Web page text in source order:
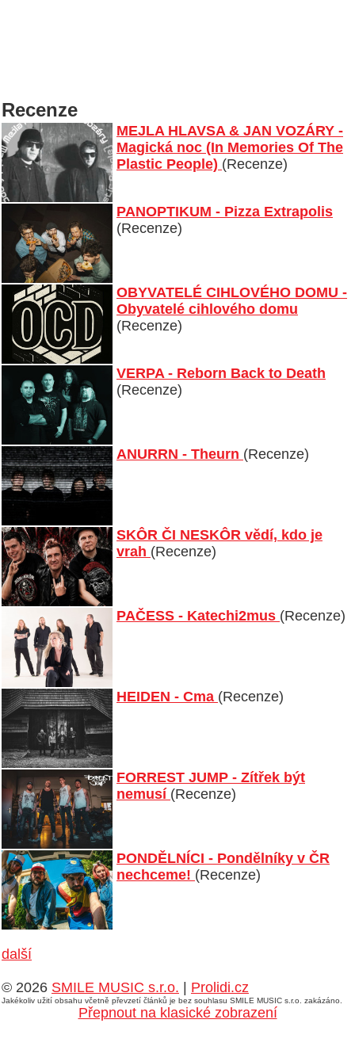
Recenze
MEJLA HLAVSA & JAN VOZÁRY -
Magická noc (In Memories Of The
Plastic People) (Recenze)
PANOPTIKUM - Pizza Extrapolis
(Recenze)
OBYVATELÉ CIHLOVÉHO DOMU -
Obyvatelé cihlového domu
(Recenze)
VERPA - Reborn Back to Death
(Recenze)
ANURRN - Theurn (Recenze)
SKÔR ČI NESKÔR vědí, kdo je
vrah (Recenze)
PAČESS - Katechi2mus (Recenze)
HEIDEN - Cma (Recenze)
FORREST JUMP - Zítřek být
nemusí (Recenze)
PONDĚLNÍCI - Pondělníky v ČR
nechceme! (Recenze)
další
© 2026 SMILE MUSIC s.r.o. Prolidi.cz
Jakékoliv užití obsahu včetně převzetí článků je bez souhlasu SMILE MUSIC s.r.o. zakázáno.
Přepnout na klasické zobrazení